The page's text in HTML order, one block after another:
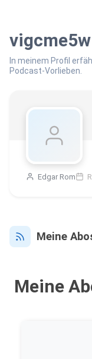
vigcme5w
In meinem Profil
Podcast-Vorlieben.
Edgar Rom
Meine
Meine